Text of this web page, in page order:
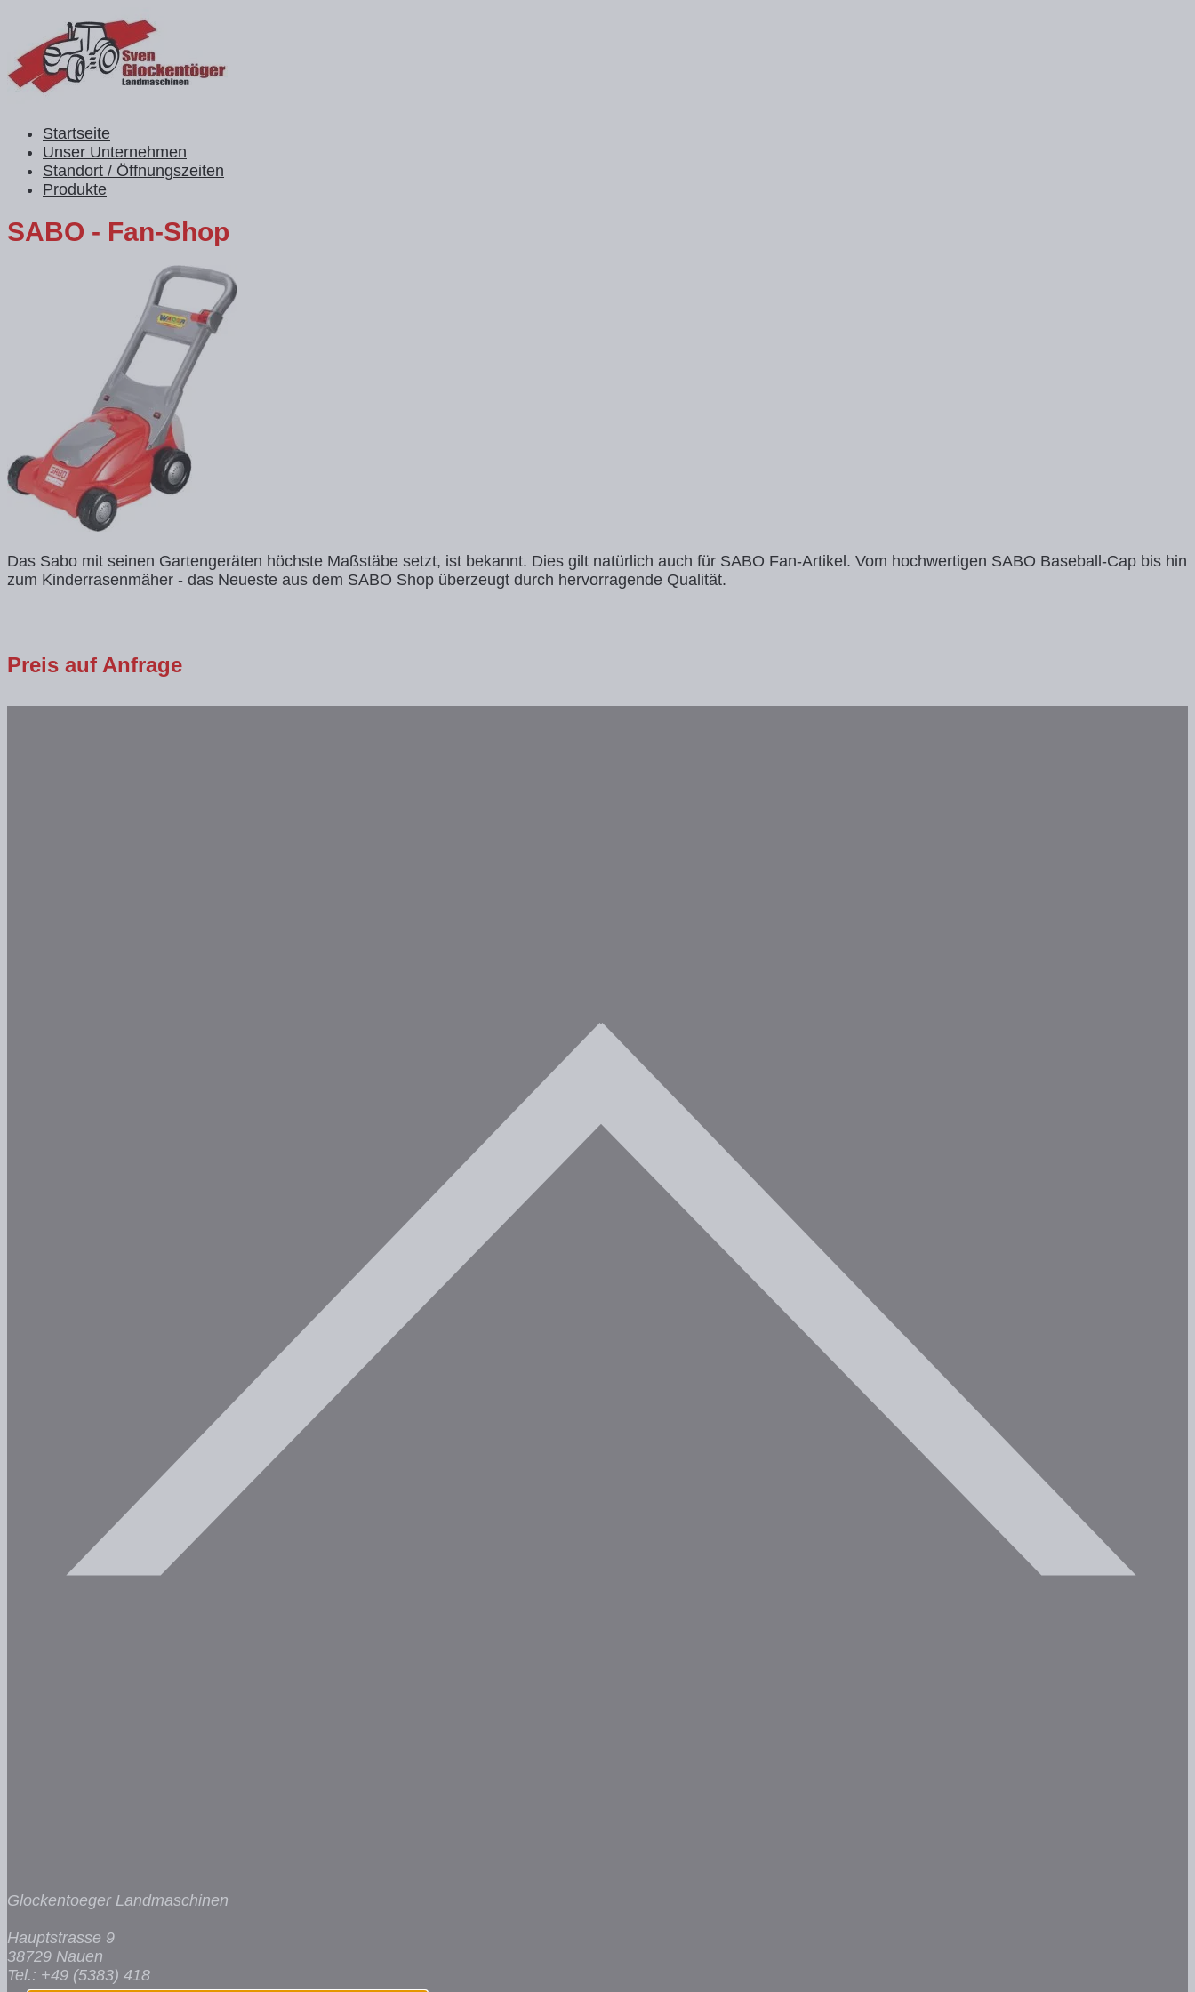
Startseite
Unser Unternehmen
Standort / Öffnungszeiten
Produkte
SABO - Fan-Shop
Das Sabo mit seinen Gartengeräten höchste Maßstäbe setzt, ist bekannt. Dies gilt natürlich auch für SABO Fan-Artikel. Vom hochwertigen SABO Baseball-Cap bis hin
zum Kinderrasenmäher - das Neueste aus dem SABO Shop überzeugt durch hervorragende Qualität.
Preis auf Anfrage
Glockentoeger Landmaschinen
Hauptstrasse 9
38729 Nauen
Tel.: +49 (5383) 418